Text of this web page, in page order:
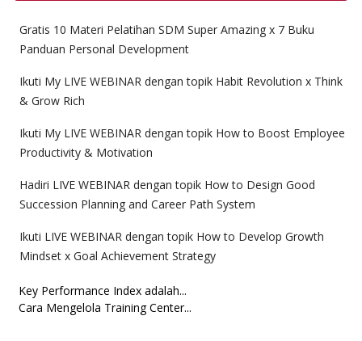
Gratis 10 Materi Pelatihan SDM Super Amazing x 7 Buku
Panduan Personal Development
Ikuti My LIVE WEBINAR dengan topik Habit Revolution x Think
& Grow Rich
Ikuti My LIVE WEBINAR dengan topik How to Boost Employee
Productivity & Motivation
Hadiri LIVE WEBINAR dengan topik How to Design Good
Succession Planning and Career Path System
Ikuti LIVE WEBINAR dengan topik How to Develop Growth
Mindset x Goal Achievement Strategy
Key Performance Index adalah...
Cara Mengelola Training Center...